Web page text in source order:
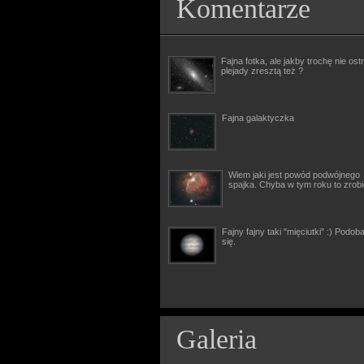
Komentarze
Fajna fotka, ale jakby trochę nie
plejady zresztą też ?
Fajna galaktyczka
Wiem jaki jest powód podwójnego
spajka. Chyba w tym roku to
Fajny fajny taki "mięciutki" :)
się.
Galeria